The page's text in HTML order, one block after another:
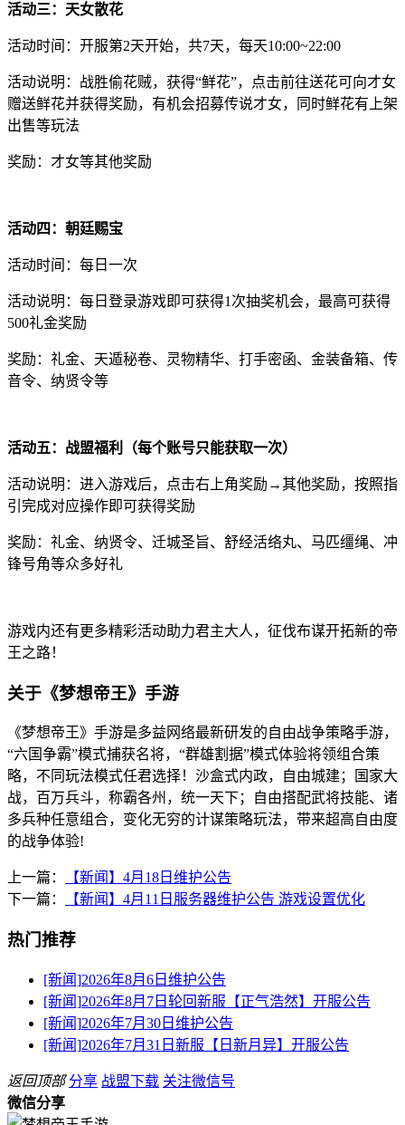
活动三：天女散花
活动时间：开服第2天开始，共7天，每天10:00~22:00
活动说明：战胜偷花贼，获得“鲜花”，点击前往送花可向才女
赠送鲜花并获得奖励，有机会招募传说才女，同时鲜花有上架
出售等玩法
奖励：才女等其他奖励
活动四：朝廷赐宝
活动时间：每日一次
活动说明：每日登录游戏即可获得1次抽奖机会，最高可获得
500礼金奖励
奖励：礼金、天遁秘卷、灵物精华、打手密函、金装备箱、传
音令、纳贤令等
活动五：战盟福利（每个账号只能获取一次）
活动说明：进入游戏后，点击右上角奖励→其他奖励，按照指
引完成对应操作即可获得奖励
奖励：礼金、纳贤令、迁城圣旨、舒经活络丸、马匹缰绳、冲
锋号角等众多好礼
游戏内还有更多精彩活动助力君主大人，征伐布谋开拓新的帝
王之路！
关于《梦想帝王》手游
《梦想帝王》手游是多益网络最新研发的自由战争策略手游，
“六国争霸”模式捕获名将，“群雄割据”模式体验将领组合策
略，不同玩法模式任君选择！沙盒式内政，自由城建；国家大
战，百万兵斗，称霸各州，统一天下；自由搭配武将技能、诸
多兵种任意组合，变化无穷的计谋策略玩法，带来超高自由度
的战争体验!
上一篇：
【新闻】4月18日维护公告
下一篇：
【新闻】4月11日服务器维护公告 游戏设置优化
热门推荐
[新闻]2026年8月6日维护公告
[新闻]2026年8月7日轮回新服【正气浩然】开服公告
[新闻]2026年7月30日维护公告
[新闻]2026年7月31日新服【日新月异】开服公告
返回顶部 分享 战盟下载 关注微信号
微信分享